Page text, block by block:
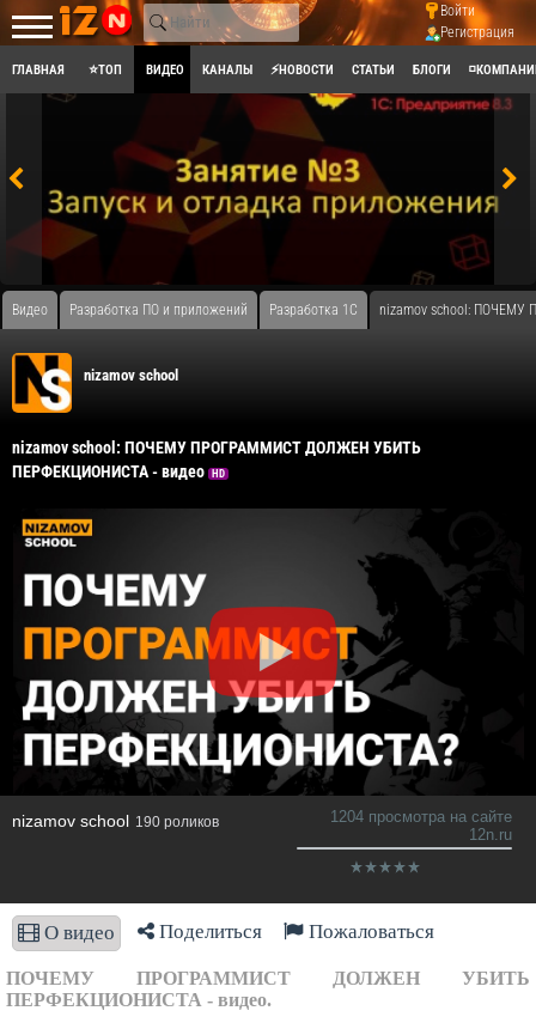
Войти
Регистрация
ГЛАВНАЯ ⭐ТОП ВИДЕО КАНАЛЫ ⚡НОВОСТИ СТАТЬИ БЛОГИ
Видео Разработка ПО и приложений Разработка 1С nizamov school:
nizamov school
nizamov school: ПОЧЕМУ ПРОГРАММИСТ ДОЛЖЕН УБИТЬ
ПЕРФЕКЦИОНИСТА - видео
HD
nizamov school 190 роликов
1204 просмотра на сайте
12n.ru
О видео Поделиться Пожаловаться
ПОЧЕМУ ПРОГРАММИСТ ДОЛЖЕН УБИТЬ
ПЕРФЕКЦИОНИСТА - видео.